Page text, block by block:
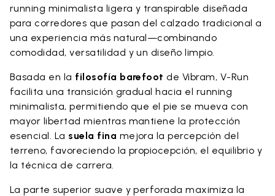
running minimalista ligera y transpirable diseñada
para corredores que pasan del calzado tradicional a
una experiencia más natural—combinando
comodidad, versatilidad y un diseño limpio.
Basada en la filosofía barefoot de Vibram, V-Run
facilita una transición gradual hacia el running
minimalista, permitiendo que el pie se mueva con
mayor libertad mientras mantiene la protección
esencial. La suela fina mejora la percepción del
terreno, favoreciendo la propiocepción, el equilibrio y
la técnica de carrera.
La parte superior suave y perforada maximiza la